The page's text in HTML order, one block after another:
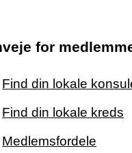
for
Find din lokale
Find din lokale kreds
Medlemsfordele